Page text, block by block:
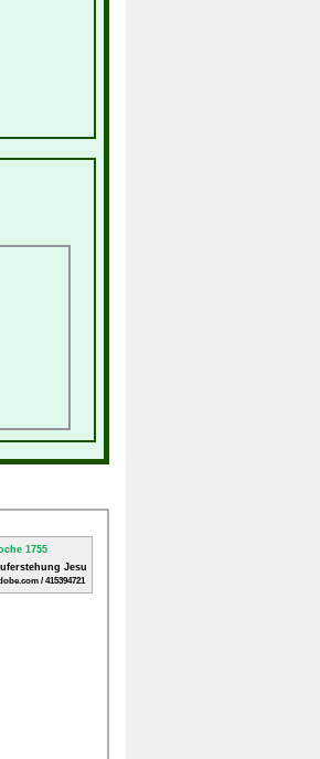
Jesu
/ 415394721